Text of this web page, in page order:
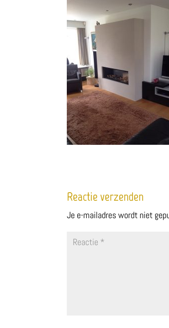
Reactie verzenden
Je e-mailadres wordt niet